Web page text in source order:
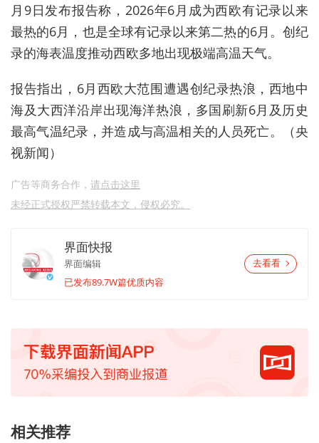
月9日发布报告称，2026年6月成为西欧有记录以来
最热的6月，也是全球有记录以来第二热的6月。创纪
录的海表温度推动西欧多地出现极端高温天气。
报告指出，6月西欧大范围遭遇创纪录热浪，西地中
海及大西洋沿岸出现海洋热浪，多国刷新6月及历史
最高气温纪录，并造成与高温相关的人员死亡。（央
视新闻）
广告等商务合作， 请点击这里
未经正式授权严禁转载本文，侵权必究。
界面快报
界面编辑
已发布89.7W篇优质内容
去看看
相关推荐